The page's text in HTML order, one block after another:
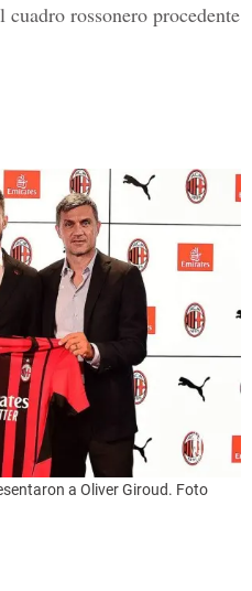
rossonero procedente
a Oliver Giroud. Foto